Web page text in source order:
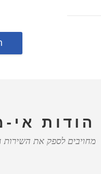
הודות
מחויבים לספק את השירות